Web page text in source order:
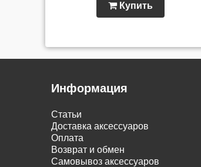
Купить
Информация
Статьи
Доставка аксессуаров
Оплата
Возврат и обмен
Самовывоз аксессуаров